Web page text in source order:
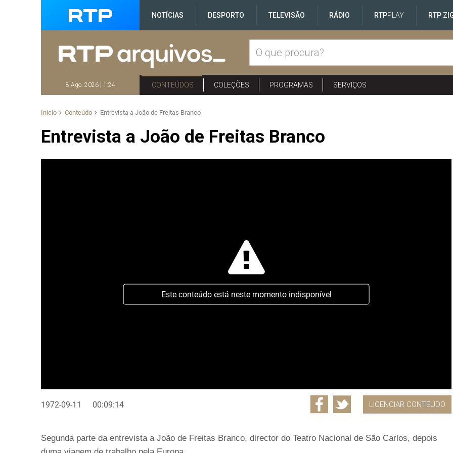
NOTÍCIAS DESPORTO TELEVISÃO RÁDIO RTPPLAY RTP
8 Ago. 2026 | 1:24 CONTEÚDOS COLEÇÕES PROGRAMAS SERVIÇOS
Início Conteúdo Entrevista a João de Freitas Branco
Entrevista a João de Freitas Branco
Este conteúdo está neste momento indisponível
1972-09-11 00:09:14 LICENCIAR CONTEÚDO
Segunda parte da entrevista a João de Freitas Branco, director do Teatro Nacional de São Carlos, depois